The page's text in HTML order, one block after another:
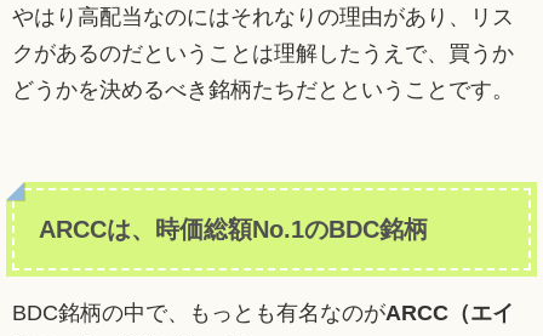
やはり高配当なのにはそれなりの理由があり、リス
クがあるのだということは理解したうえで、買うか
どうかを決めるべき銘柄たちだとということです。
ARCCは、時価総額No.1のBDC銘柄
BDC銘柄の中で、もっとも有名なのがARCC（エイ